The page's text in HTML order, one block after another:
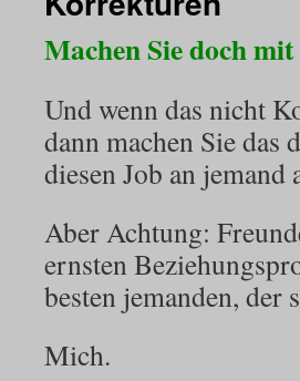
Machen Sie doch
Und wenn das nicht
dann machen Sie das
diesen Job an jemand
Aber Achtung:
ernsten
besten jemanden, der
Mich.